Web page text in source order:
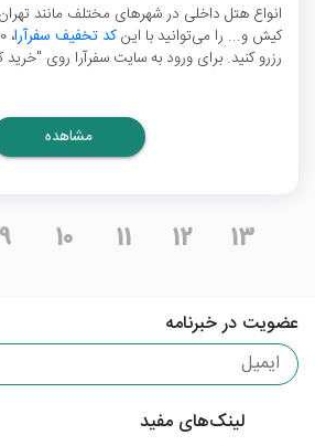
انواع هتل داخلی در شهرهای مختلف مانند
کیش و... را می‌توانید با اینکد تخفیف سفرآرا
رزرو کنید. برای ورود به سایت سفرآرا روی "خرید
مشاهده
9 10 11 12 13
عضویت در خبرنامه
لینک‌های مفید